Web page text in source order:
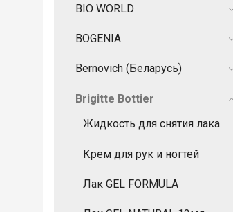
BIO WORLD
BOGENIA
Bernovich (Беларусь)
Brigitte Bottier
Жидкость для снятия лака
Крем для рук и ногтей
Лак GEL FORMULA